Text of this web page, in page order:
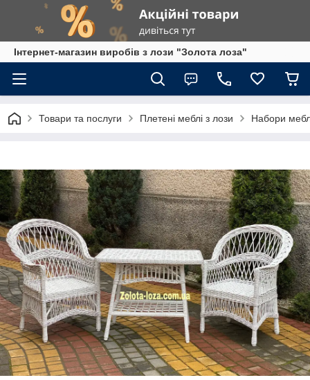
Інтернет-магазин виробів з лози "Золота лоза"
Товари та послуги Плетені меблі з лози Набори